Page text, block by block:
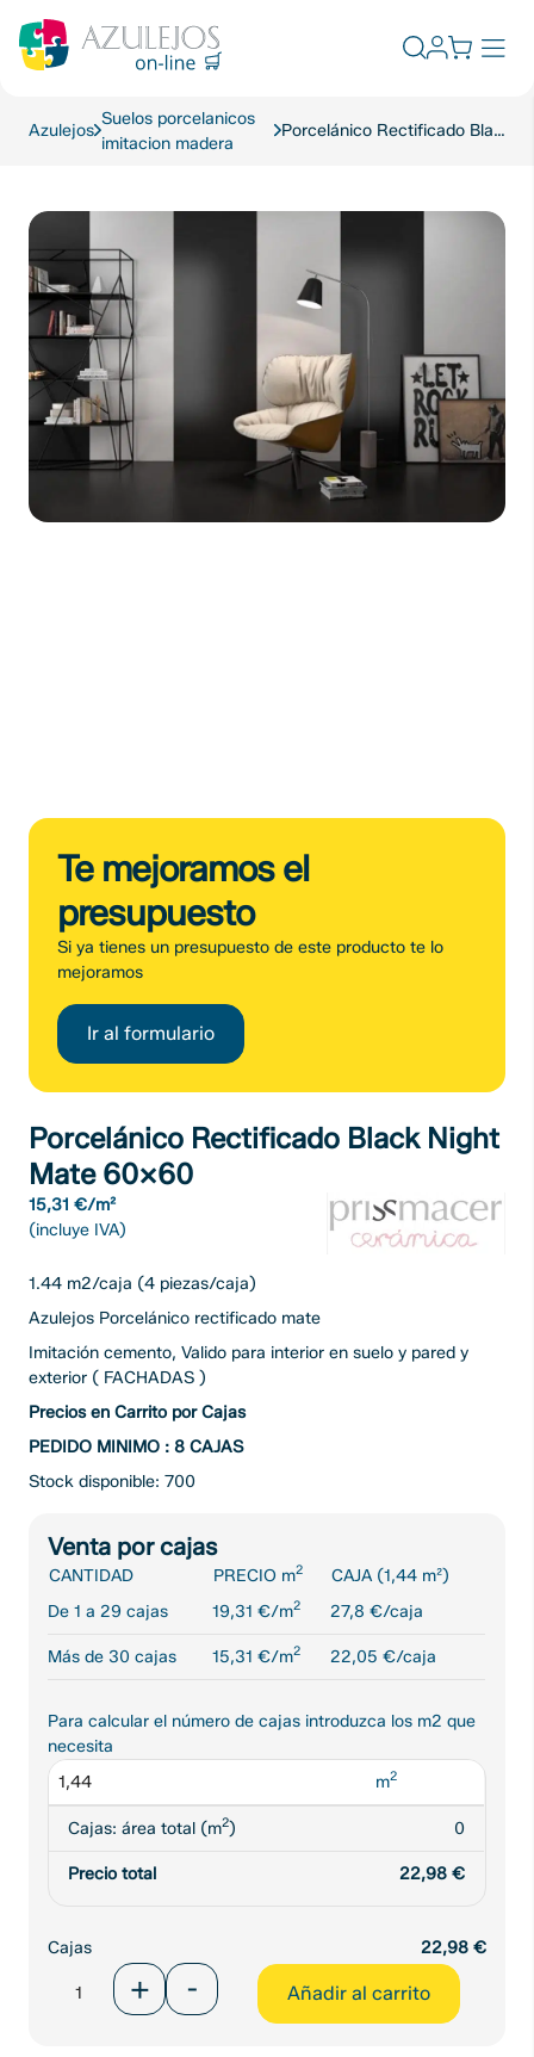
content
Abrir
de
Azulejos
Suelos porcelanicos
imitacion madera
Porcelánico Rectificado Black Night Mate 60×60
Te mejoramos el
presupuesto
Si ya tienes un presupuesto de este producto te lo
mejoramos
Ir al formulario
Porcelánico Rectificado Black Night
Mate 60×60
15,31 €/m²
(incluye IVA)
1.44 m2/caja (4 piezas/caja)
Azulejos Porcelánico rectificado mate
Imitación cemento, Valido para interior en suelo y pared y
exterior ( FACHADAS )
Precios en Carrito por Cajas
PEDIDO MINIMO : 8 CAJAS
Stock disponible: 700
Venta por cajas
CANTIDAD PRECIO m2
CAJA (1,44 m²)
De 1 a 29 cajas
19,31 €/m2 27,8 €/caja
Más de 30 cajas 15,31 €/m2 22,05 €/caja
Para calcular el número de cajas introduzca los m2 que
necesita
m2
Cajas: área total (m2) 0
Precio total 22,98 €
Cajas 22,98 €
Porcelánico
Rectificado+ - Añadir al carrito